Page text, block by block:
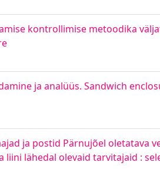
kontrollimise metoodika
ja analüüs. Sandwich
ja postid Pärnujõel oletatava
liini lähedal olevaid tarvitajaid :